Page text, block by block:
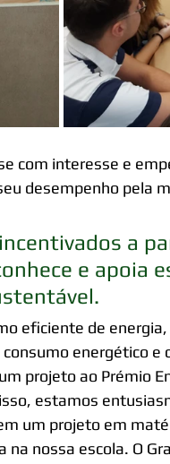
com interesse e
desempenho pela
a
e apoia
eficiente de
energético e
projeto ao Prémio
estamos
um projeto em
nossa escola. O